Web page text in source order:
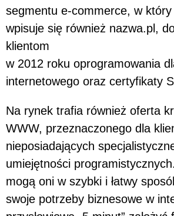
segmentu e-commerce, w
wpisuje się również nazwa.pl,
klientom
w 2012 roku oprogramowania
internetowego oraz certyfikaty
Na rynek trafia również oferta
WWW, przeznaczonego dla
nieposiadających
umiejętności
mogą oni w szybki i łatwy
swoje potrzeby biznesowe w